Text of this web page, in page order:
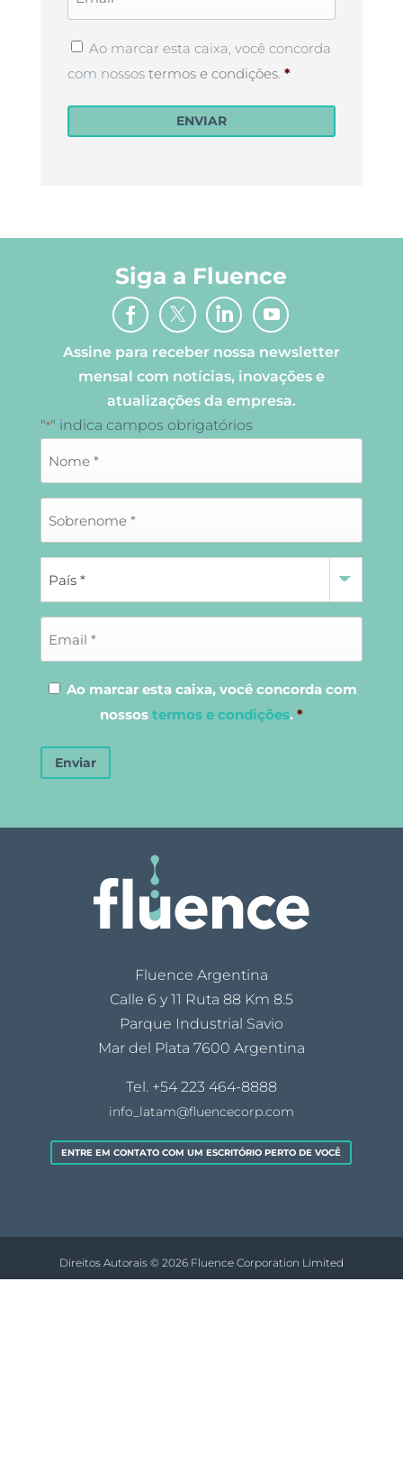
Privacy
Policy*
Ao marcar esta caixa, você concorda
com nossos termos e condições. *
ENVIAR
Siga a Fluence
Assine para receber nossa newsletter
mensal com notícias, inovações e
atualizações da empresa.
"*" indica campos obrigatórios
Ao marcar esta caixa, você concorda com
nossos termos e condições. *
Enviar
Fluence Argentina
Calle 6 y 11 Ruta 88 Km 8.5
Parque Industrial Savio
Mar del Plata 7600 Argentina
Tel. +54 223 464-8888
info_latam@fluencecorp.com
ENTRE EM CONTATO COM UM ESCRITÓRIO PERTO DE VOCÊ
Direitos Autorais © 2026 Fluence Corporation Limited